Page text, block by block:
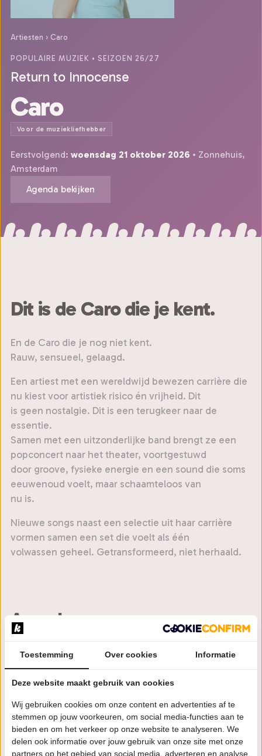
Artiesten › Caro
POPULAIRE MUZIEK • SEIZOEN 26/27
Return to Innocense
Caro
Voor de muziekliefhebber
Eerstvolgend: woensdag 21 oktober 2026 • Zonnehuis,
Amsterdam
Agenda bekijken
Dit is de Caro die je kent.
En de Caro die je nog niet kent.
Rauw, sensueel, gelaagd.
Een artiest met een wereldwijd bewezen carrière die
nu kiest voor artistiek risico én vrijheid. Dit
is geen nostalgie. Dit is een terugkeer naar de
essentie.
Samen met een uitzonderlijke band brengt ze een
popconcert naar het theater, voortgestuwd
door groove, fysieke energie en een sound die soms
eeuwenoud voelt, maar schaamteloos van
nu is.
Nieuwe songs naast een selectie uit haar carrière
vormen samen een set die voelt als één
volwassen geheel. Getransformeerd, niet herhaald.
Agenda
WO
21 Zonnehuis
Première
Bestel tickets
Toestemming Over cookies Informatie
Deze website maakt gebruik van cookies
Wij gebruiken cookies om onze content en advertenties af te
stemmen op jouw voorkeuren, om social media-functies aan te
bieden en om het verkeer op onze website te analyseren. We
delen ook informatie over jouw gebruik van onze site met onze
partners op het gebied van social media, adverteren en analyse.